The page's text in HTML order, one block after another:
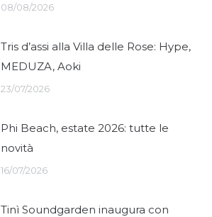
08/08/2026
Tris d’assi alla Villa delle Rose: Hype,
MEDUZA, Aoki
23/07/2026
Phi Beach, estate 2026: tutte le
novità
16/07/2026
Tinì Soundgarden inaugura con